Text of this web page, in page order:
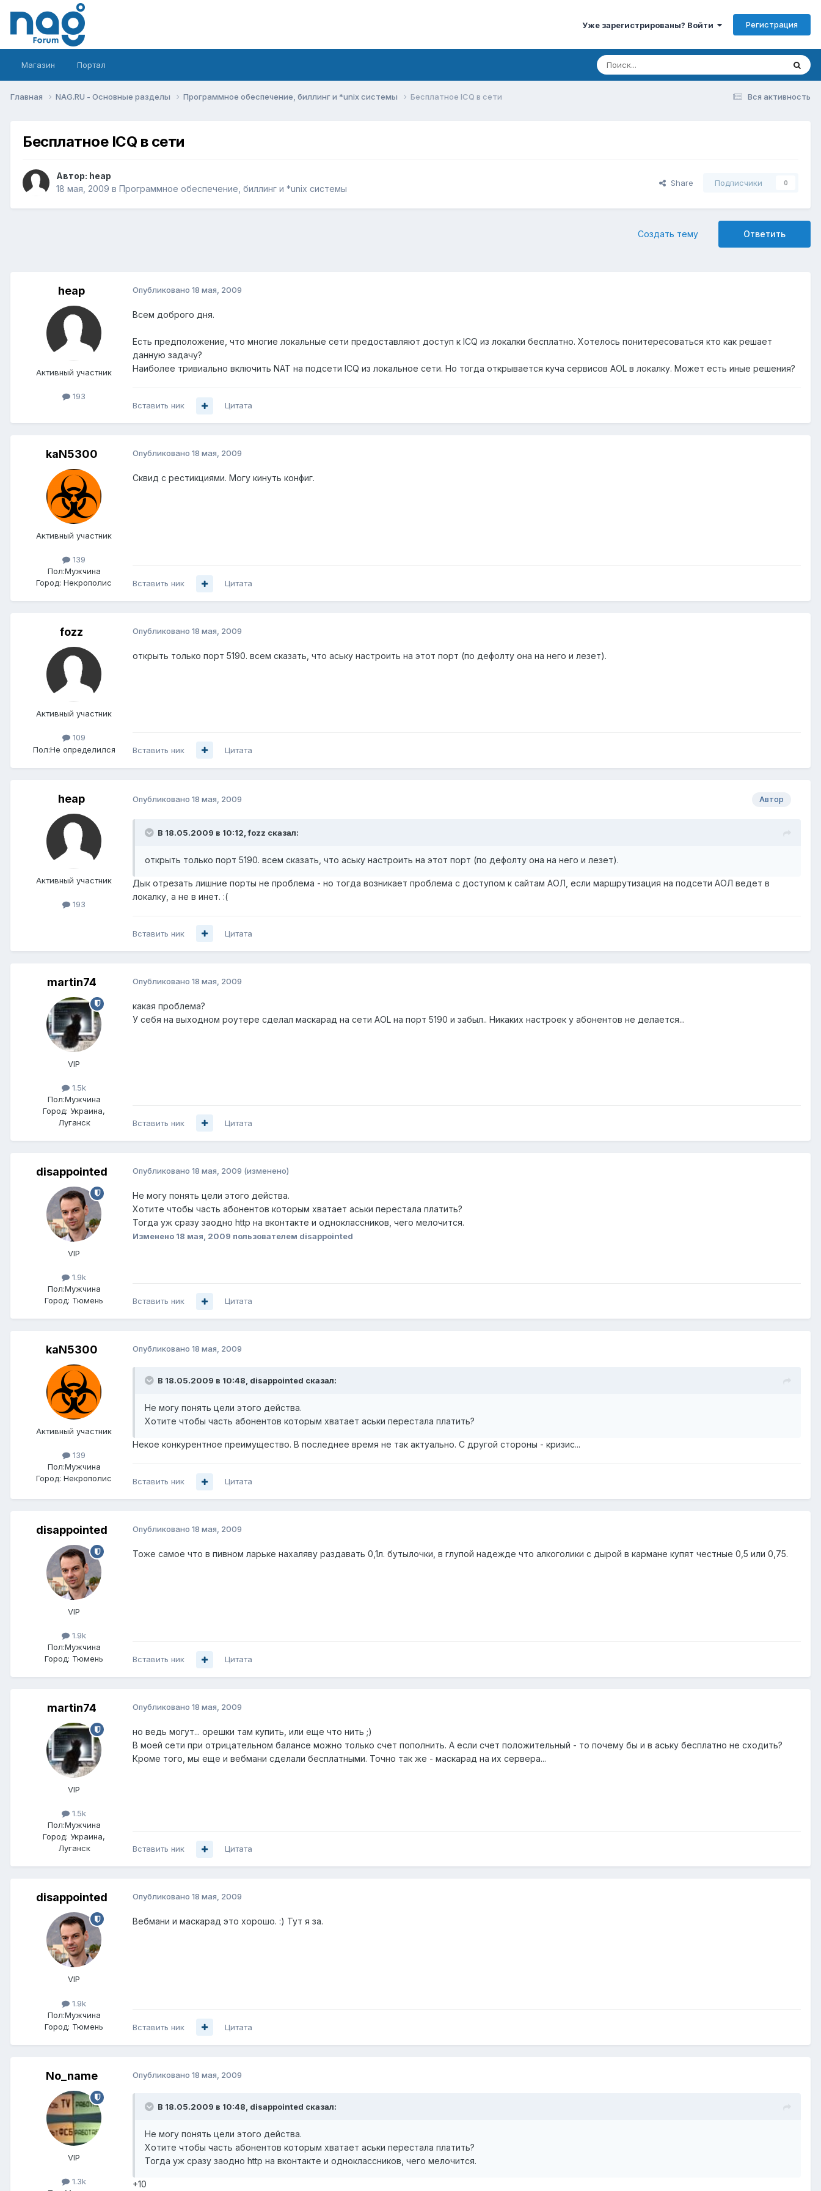
Уже зарегистрированы? Войти Регистрация
Магазин Портал
Вся активность
Главная NAG.RU - Основные разделы Программное обеспечение, биллинг и *unix системы Бесплатное ICQ в сети
Бесплатное ICQ в сети
Автор: heap
18 мая, 2009 в Программное обеспечение, биллинг и *unix системы
Share Подписчики 0
Ответить
Создать тему
heap
Активный участник
193
Опубликовано 18 мая, 2009
Всем доброго дня.
Есть предположение, что многие локальные сети предоставляют доступ к ICQ из локалки бесплатно. Хотелось понитересоваться кто как решает
данную задачу?
Наиболее тривиально включить NAT на подсети ICQ из локальное сети. Но тогда открывается куча сервисов AOL в локалку. Может есть иные решения?
Вставить ник Цитата
kaN5300
Активный участник
139
Пол:Мужчина
Город: Некрополис
Опубликовано 18 мая, 2009
Сквид с рестикциями. Могу кинуть конфиг.
Вставить ник Цитата
fozz
Активный участник
109
Пол:Не определился
Опубликовано 18 мая, 2009
открыть только порт 5190. всем сказать, что аську настроить на этот порт (по дефолту она на него и лезет).
Вставить ник Цитата
heap
Активный участник
193
Автор
Опубликовано 18 мая, 2009
В 18.05.2009 в 10:12, fozz сказал:
открыть только порт 5190. всем сказать, что аську настроить на этот порт (по дефолту она на него и лезет).
Дык отрезать лишние порты не проблема - но тогда возникает проблема с доступом к сайтам АОЛ, если маршрутизация на подсети АОЛ ведет в
локалку, а не в инет. :(
Вставить ник Цитата
martin74
VIP
1.5k
Пол:Мужчина
Город: Украина,
Луганск
Опубликовано 18 мая, 2009
какая проблема?
У себя на выходном роутере сделал маскарад на сети AOL на порт 5190 и забыл.. Никаких настроек у абонентов не делается...
Вставить ник Цитата
disappointed
VIP
1.9k
Пол:Мужчина
Город: Тюмень
Опубликовано 18 мая, 2009 (изменено)
Не могу понять цели этого действа.
Хотите чтобы часть абонентов которым хватает аськи перестала платить?
Тогда уж сразу заодно http на вконтакте и одноклассников, чего мелочится.
Изменено 18 мая, 2009 пользователем disappointed
Вставить ник Цитата
kaN5300
Активный участник
139
Пол:Мужчина
Город: Некрополис
Опубликовано 18 мая, 2009
В 18.05.2009 в 10:48, disappointed сказал:
Не могу понять цели этого действа.
Хотите чтобы часть абонентов которым хватает аськи перестала платить?
Некое конкурентное преимущество. В последнее время не так актуально. С другой стороны - кризис...
Вставить ник Цитата
disappointed
VIP
1.9k
Пол:Мужчина
Город: Тюмень
Опубликовано 18 мая, 2009
Тоже самое что в пивном ларьке нахаляву раздавать 0,1л. бутылочки, в глупой надежде что алкоголики с дырой в кармане купят честные 0,5 или 0,75.
Вставить ник Цитата
martin74
VIP
1.5k
Пол:Мужчина
Город: Украина,
Луганск
Опубликовано 18 мая, 2009
но ведь могут... орешки там купить, или еще что нить ;)
В моей сети при отрицательном балансе можно только счет пополнить. А если счет положительный - то почему бы и в аську бесплатно не сходить?
Кроме того, мы еще и вебмани сделали бесплатными. Точно так же - маскарад на их сервера...
Вставить ник Цитата
disappointed
VIP
1.9k
Пол:Мужчина
Город: Тюмень
Опубликовано 18 мая, 2009
Вебмани и маскарад это хорошо. :) Тут я за.
Вставить ник Цитата
No_name
VIP
1.3k
Опубликовано 18 мая, 2009
В 18.05.2009 в 10:48, disappointed сказал:
Не могу понять цели этого действа.
Хотите чтобы часть абонентов которым хватает аськи перестала платить?
Тогда уж сразу заодно http на вконтакте и одноклассников, чего мелочится.
+10